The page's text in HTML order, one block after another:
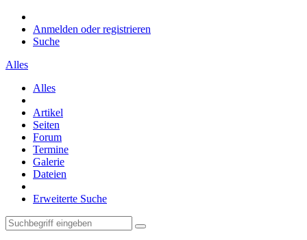
Anmelden oder registrieren
Suche
Alles
Alles
Artikel
Seiten
Forum
Termine
Galerie
Dateien
Erweiterte Suche